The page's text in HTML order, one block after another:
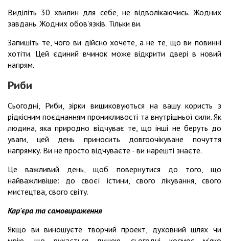
Виділіть 30 хвилин для себе, не відволікаючись. Жодних
завдань. Жодних обов'язків. Тільки ви.
Запишіть те, чого ви дійсно хочете, а не те, що ви повинні
хотіти. Цей єдиний вчинок може відкрити двері в новий
напрям.
Риби
Сьогодні, Риби, зірки вишиковуються на вашу користь з
рідкісним поєднанням проникливості та внутрішньої сили. Як
людина, яка природно відчуває те, що інші не беруть до
уваги, цей день приносить довгоочікуване почуття
напрямку. Ви не просто відчуваєте - ви нарешті знаєте.
Це важливий день, щоб повернутися до того, що
найважливіше: до своєї істини, свого лікування, свого
мистецтва, свого світу.
Кар'єра та самовираження
Якщо ви виношуєте творчий проект, духовний шлях чи